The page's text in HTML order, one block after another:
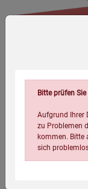
Bitte prüfen
Aufgrund Ihrer
zu Problemen
kommen. Bitte
sich